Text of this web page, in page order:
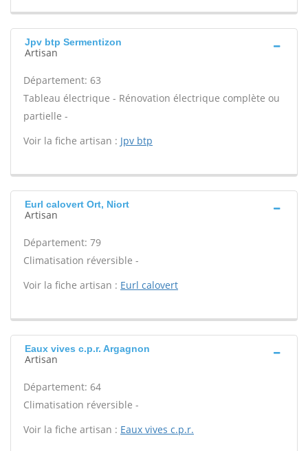
Jpv btp Sermentizon
Artisan
Département: 63
Tableau électrique - Rénovation électrique complète ou
partielle -
Voir la fiche artisan : Jpv btp
Eurl calovert Ort, Niort
Artisan
Département: 79
Climatisation réversible -
Voir la fiche artisan : Eurl calovert
Eaux vives c.p.r. Argagnon
Artisan
Département: 64
Climatisation réversible -
Voir la fiche artisan : Eaux vives c.p.r.